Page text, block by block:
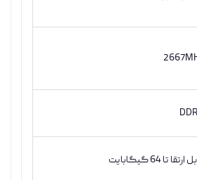
تا 64 گیگابایت